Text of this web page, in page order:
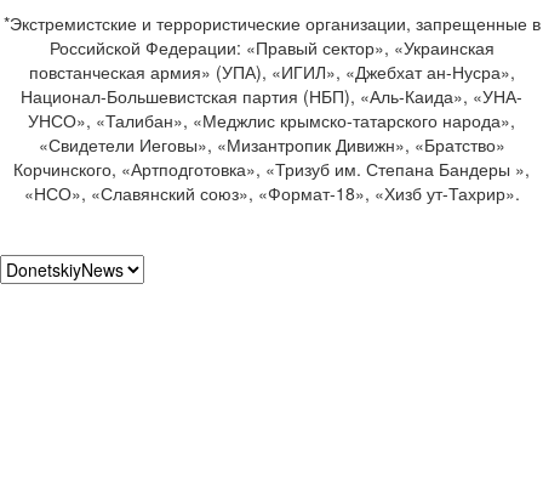
*Экстремистские и террористические организации, запрещенные в
Российской Федерации: «Правый сектор», «Украинская
повстанческая армия» (УПА), «ИГИЛ», «Джебхат ан-Нусра»,
Национал-Большевистская партия (НБП), «Аль-Каида», «УНА-
УНСО», «Талибан», «Меджлис крымско-татарского народа»,
«Свидетели Иеговы», «Мизантропик Дивижн», «Братство»
Корчинского, «Артподготовка», «Тризуб им. Степана Бандеры »,
«НСО», «Славянский союз», «Формат-18», «Хизб ут-Тахрир».